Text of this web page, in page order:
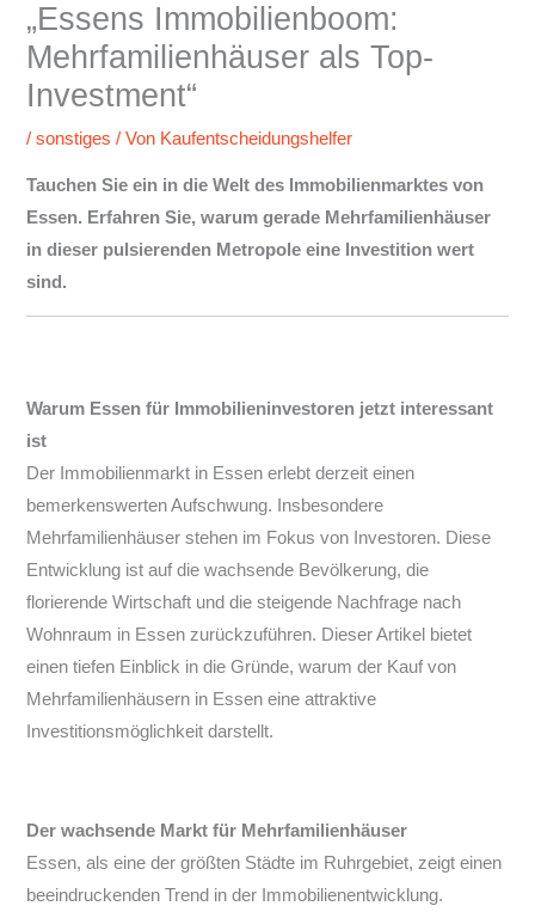
„Essens Immobilienboom:
Mehrfamilienhäuser als Top-
Investment“
/sonstiges / Von Kaufentscheidungshelfer
Tauchen Sie ein in die Welt des Immobilienmarktes von
Essen. Erfahren Sie, warum gerade Mehrfamilienhäuser
in dieser pulsierenden Metropole eine Investition wert
sind.
Warum Essen für Immobilieninvestoren jetzt interessant
ist
Der Immobilienmarkt in Essen erlebt derzeit einen
bemerkenswerten Aufschwung. Insbesondere
Mehrfamilienhäuser stehen im Fokus von Investoren. Diese
Entwicklung ist auf die wachsende Bevölkerung, die
florierende Wirtschaft und die steigende Nachfrage nach
Wohnraum in Essen zurückzuführen. Dieser Artikel bietet
einen tiefen Einblick in die Gründe, warum der Kauf von
Mehrfamilienhäusern in Essen eine attraktive
Investitionsmöglichkeit darstellt.
Der wachsende Markt für Mehrfamilienhäuser
Essen, als eine der größten Städte im Ruhrgebiet, zeigt einen
beeindruckenden Trend in der Immobilienentwicklung.